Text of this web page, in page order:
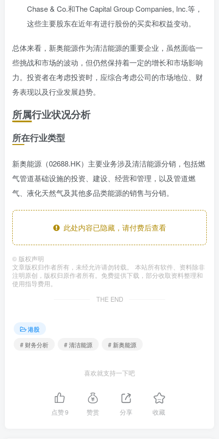
Chase & Co.和The Capital Group Companies, Inc.等，
这些主要股东在近年有进行股份的买卖和权益变动。
总体来看，新奥能源作为清洁能源的重要企业，虽然面临一
些挑战和市场的波动，但仍然保持着一定的增长和市场影响
力。投资者在考虑投资时，应综合考虑公司的市场地位、财
务表现以及行业发展趋势。
所属行业状况分析
所在行业类型
新奥能源（02688.HK）主要业务涉及清洁能源分销，包括燃
气管道基础设施的投资、建设、经营和管理，以及管道燃
气、液化天然气及其他多品类能源的销售与分销。
此处内容已隐藏，请付费后查看
© 版权声明
文章版权归作者所有，未经允许请勿转载。 本站所有软件、资料除非
注明原创，版权归原作者所有。免费提供下载，部分收取资料整理和
使用指导费用。
THE END
港股
# 财务分析
# 清洁能源 # 新奥能源
喜欢就支持一下吧
点赞9 赞赏 分享 收藏